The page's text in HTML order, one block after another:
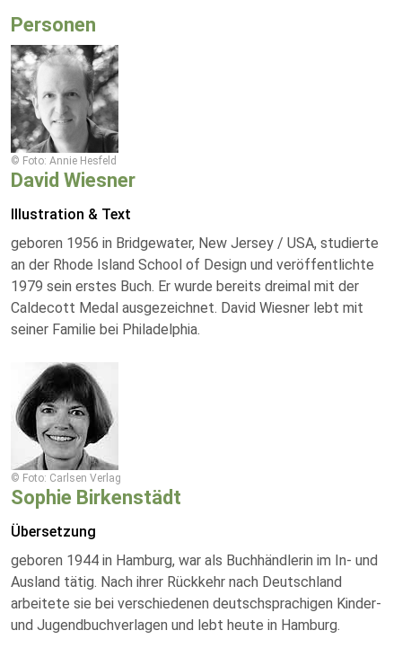
Personen
© Foto: Annie Hesfeld
David Wiesner
Illustration & Text
geboren 1956 in Bridgewater, New Jersey / USA, studierte
an der Rhode Island School of Design und veröffentlichte
1979 sein erstes Buch. Er wurde bereits dreimal mit der
Caldecott Medal ausgezeichnet. David Wiesner lebt mit
seiner Familie bei Philadelphia.
© Foto: Carlsen Verlag
Sophie Birkenstädt
Übersetzung
geboren 1944 in Hamburg, war als Buchhändlerin im In- und
Ausland tätig. Nach ihrer Rückkehr nach Deutschland
arbeitete sie bei verschiedenen deutschsprachigen Kinder-
und Jugendbuchverlagen und lebt heute in Hamburg.